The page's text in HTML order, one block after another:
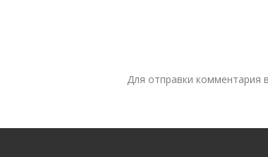
Для отправки комментария